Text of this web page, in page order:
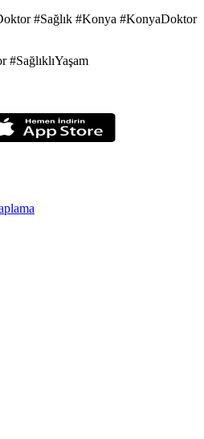
#Sağlık #Konya #KonyaDoktor